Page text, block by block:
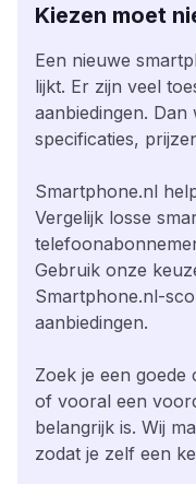
Kiezen moet
Een nieuwe
lijkt. Er zijn veel
aanbiedingen.
specificaties,
Smartphone.nl
Vergelijk losse
Gebruik onze
Smartphone.nl-
aanbiedingen.
Zoek je een
of vooral een
belangrijk is. Wij
zodat je zelf een